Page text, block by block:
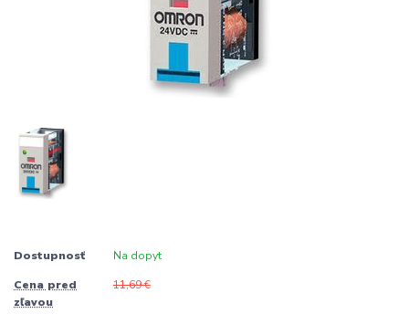
Dostupnosť Na dopyt
Cena pred
zľavou
11,69 €